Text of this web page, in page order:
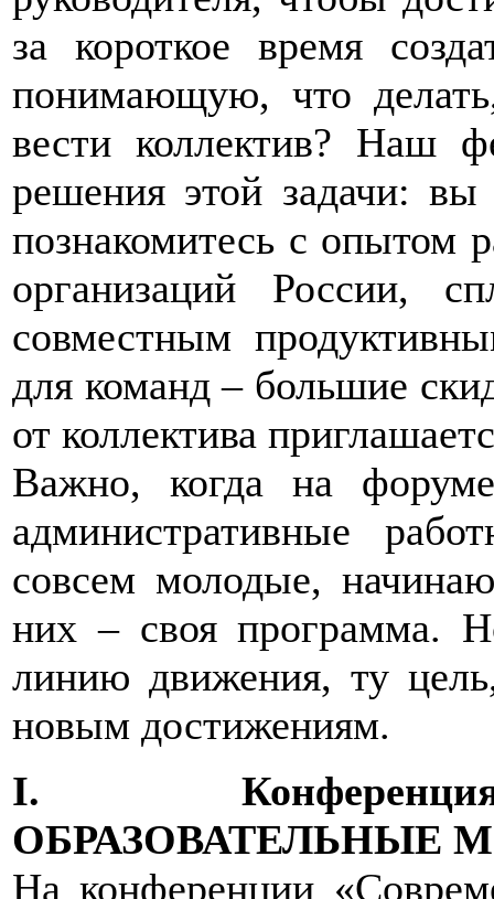
за короткое время
понимающую, что
вести коллектив? Наш
решения этой задачи:
познакомитесь с опытом
организаций России,
совместным
для команд – большие
от коллектива
Важно, когда на
административные
совсем молодые,
них – своя программа.
линию движения, ту
новым достижениям.
I.
ОБРАЗОВАТЕЛЬНЫЕ
На конференции